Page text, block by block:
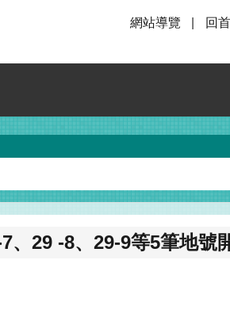
網站導覽
回
29 -8、29-9等5筆地號